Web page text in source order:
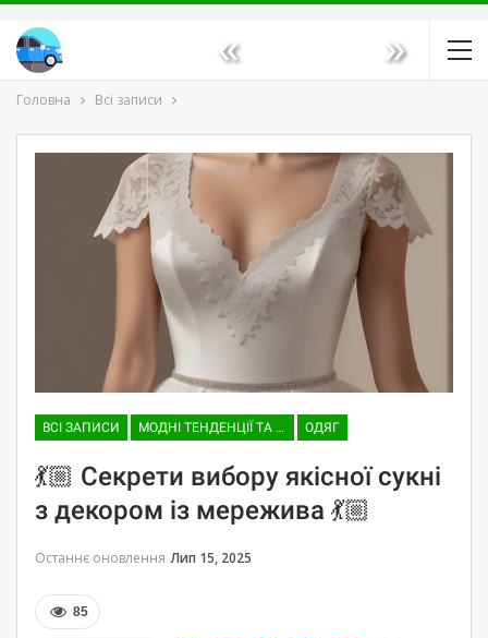
« »
Головна Всі записи
ВСІ ЗАПИСИ МОДНІ ТЕНДЕНЦІЇ ТА ТРЕНДИ ОДЯГ
💃🏼 Секрети вибору якісної сукні
з декором із мережива 💃🏼
Останнє оновлення Лип 15, 2025
85